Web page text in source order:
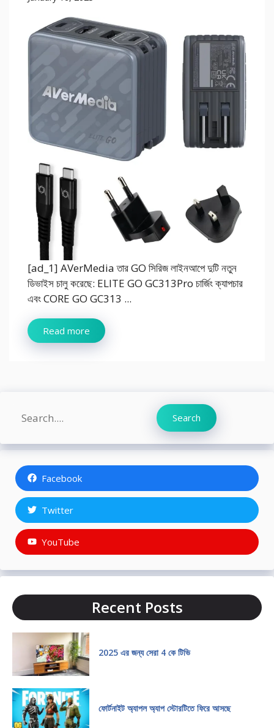
[ad_1] AVerMedia তার GO সিরিজ লাইনআপে দুটি নতুন
ডিভাইস চালু করেছে: ELITE GO GC313Pro চার্জিং ক্যাপচার
এবং CORE GO GC313 ...
Read more
Search Search
Facebook
Twitter
YouTube
Recent Posts
2025 এর জন্য সেরা 4 কে টিভি
ফোর্টনাইট অ্যাপল অ্যাপ স্টোরটিতে ফিরে আসছে